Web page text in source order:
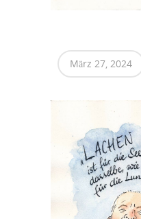
März 27, 2024